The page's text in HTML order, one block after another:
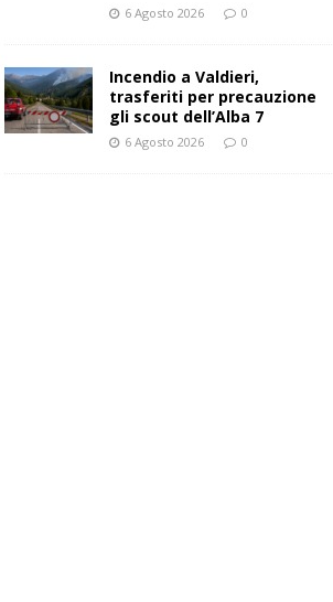
6 Agosto 2026 0
Incendio a Valdieri,
trasferiti per precauzione
gli scout dell’Alba 7
6 Agosto 2026 0